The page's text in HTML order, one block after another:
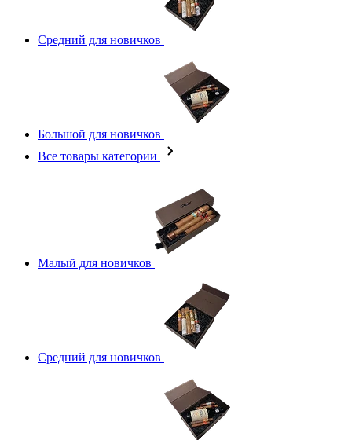
Средний для новичков
Большой для новичков
Все товары категории
Малый для новичков
Средний для новичков